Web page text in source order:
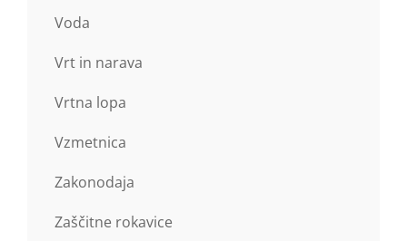
Voda
Vrt in narava
Vrtna lopa
Vzmetnica
Zakonodaja
Zaščitne rokavice